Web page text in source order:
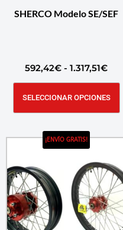
SHERCO Modelo SE/SEF
592,42€ - 1.317,51€
SELECCIONAR OPCIONES
¡ENVÍO GRATIS!